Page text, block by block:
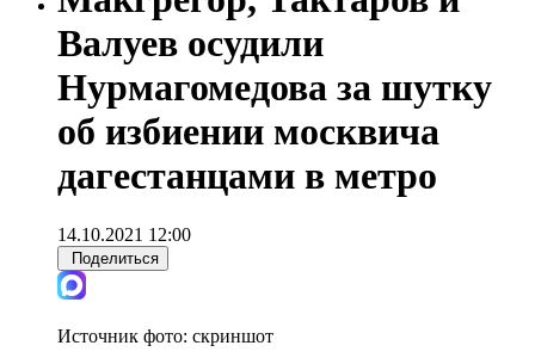
Валуев осудили
Нурмагомедова за шутку
об избиении москвича
дагестанцами в метро
14.10.2021 12:00
Поделиться
Источник фото: скриншот